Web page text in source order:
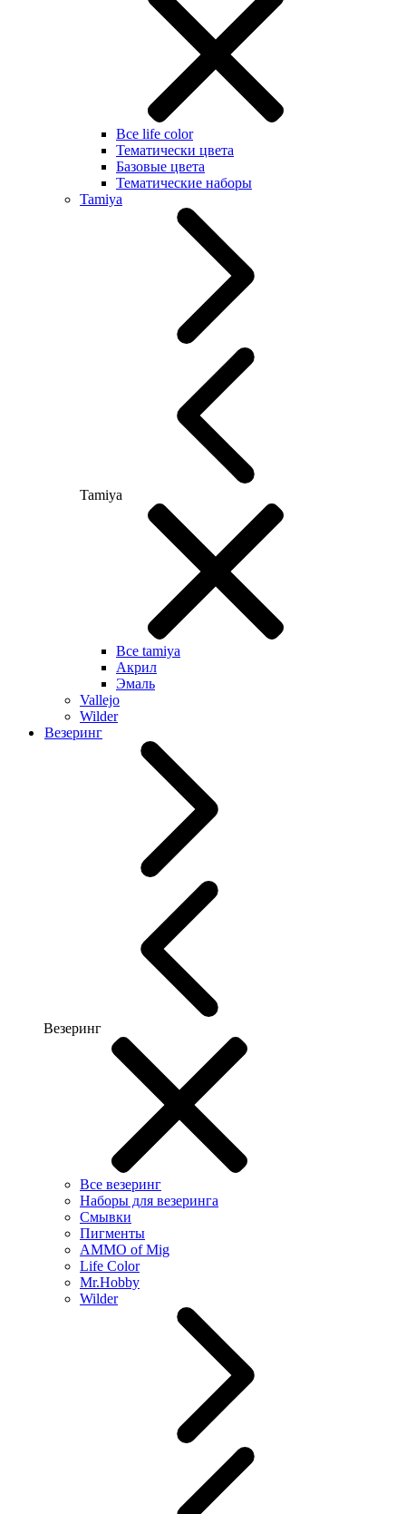
Все life color
Тематически цвета
Базовые цвета
Тематические наборы
Tamiya
Tamiya
Все tamiya
Акрил
Эмаль
Vallejo
Wilder
Везеринг
Везеринг
Все везеринг
Наборы для везеринга
Смывки
Пигменты
AMMO of Mig
Life Color
Mr.Hobby
Wilder